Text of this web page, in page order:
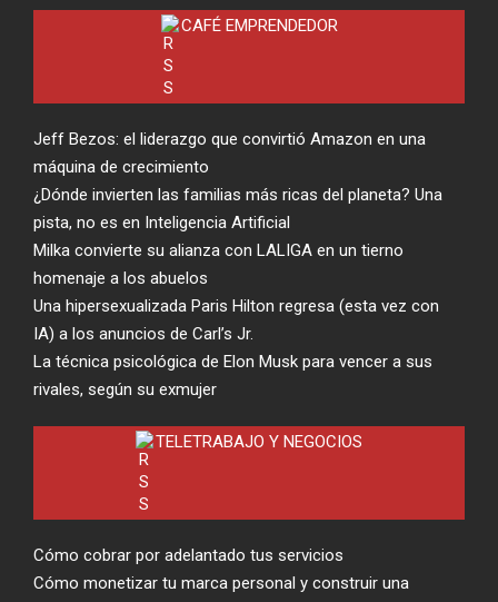
CAFÉ EMPRENDEDOR
Jeff Bezos: el liderazgo que convirtió Amazon en una
máquina de crecimiento
¿Dónde invierten las familias más ricas del planeta? Una
pista, no es en Inteligencia Artificial
Milka convierte su alianza con LALIGA en un tierno
homenaje a los abuelos
Una hipersexualizada Paris Hilton regresa (esta vez con
IA) a los anuncios de Carl’s Jr.
La técnica psicológica de Elon Musk para vencer a sus
rivales, según su exmujer
TELETRABAJO Y NEGOCIOS
Cómo cobrar por adelantado tus servicios
Cómo monetizar tu marca personal y construir una